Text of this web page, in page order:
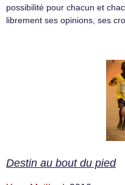
possibilité pour chacun et
librement ses opinions, ses
Destin au bout du pied